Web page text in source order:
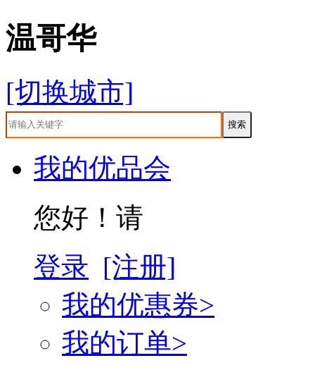
温哥华
[切换城市]
我的优品会
您好！请
登录 [注册]
我的优惠券>
我的订单>